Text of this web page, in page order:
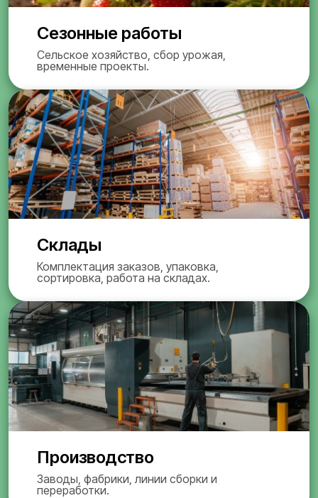
Сезонные работы
Сельское хозяйство, сбор урожая,
временные проекты.
Склады
Комплектация заказов, упаковка,
сортировка, работа на складах.
Производство
Заводы, фабрики, линии сборки и
переработки.